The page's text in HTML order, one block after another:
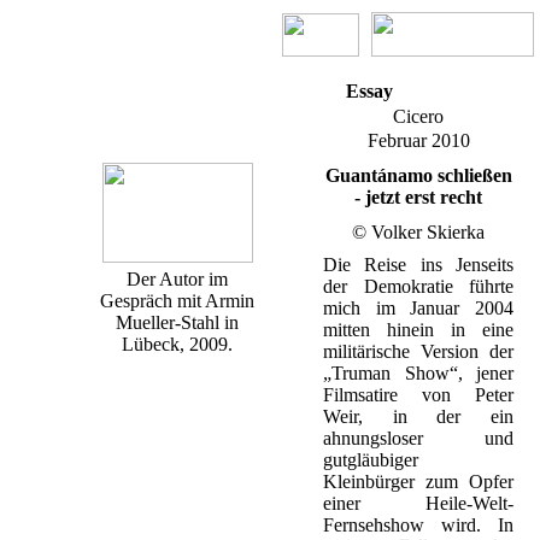
Der Autor im
Gespräch mit Armin
Mueller-Stahl in
Lübeck, 2009.
Essay
Cicero
Februar 2010
Guantánamo schließen
- jetzt erst recht
© Volker Skierka
Die Reise ins Jenseits
der Demokratie führte
mich im Januar 2004
mitten hinein in eine
militärische Version der
„Truman Show“, jener
Filmsatire von Peter
Weir, in der ein
ahnungsloser und
gutgläubiger
Kleinbürger zum Opfer
einer Heile-Welt-
Fernsehshow wird. In